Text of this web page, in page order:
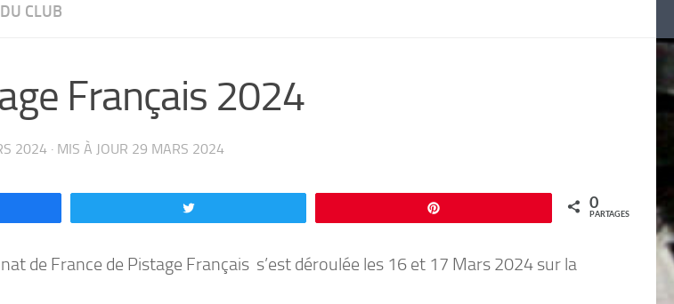
CLUB
Français 2024
2024 · MIS À JOUR 29 MARS 2024
0
PARTAGES
de France de Pistage Français s’est déroulée les 16 et 17 Mars 2024 sur la